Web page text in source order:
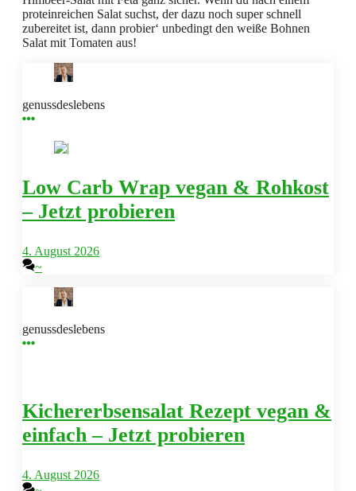
proteinreichen Salat suchst, der dazu noch super schnell
zubereitet ist, dann probier‘ unbedingt den weiße Bohnen
Salat mit Tomaten aus!
genussdeslebens
Low Carb Wrap vegan & Rohkost
– Jetzt probieren
4. August 2026
~
genussdeslebens
Kichererbsensalat Rezept vegan &
einfach – Jetzt probieren
4. August 2026